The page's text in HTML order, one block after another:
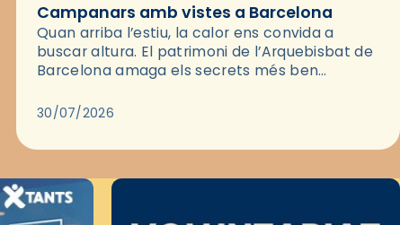
Campanars amb vistes a Barcelona
Quan arriba l’estiu, la calor ens convida a
buscar altura. El patrimoni de l’Arquebisbat de
Barcelona amaga els secrets més ben
campanars i les cobertes…
30/07/2026